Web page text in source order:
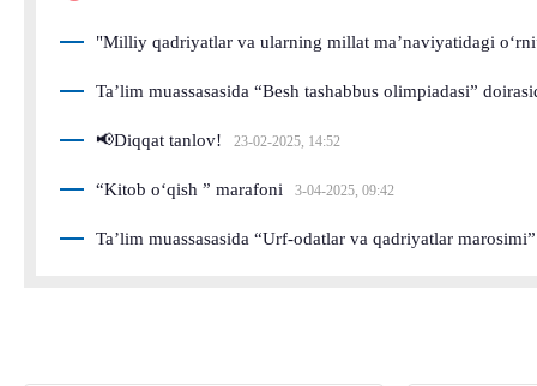
"Milliy qadriyatlar va ularning millat ma’naviyatidagi
Ta’lim muassasasida “Besh tashabbus olimpiadasi”
📢Diqqat tanlov! 23-02-2025, 14:52
“Kitob o‘qish ” marafoni 3-04-2025, 09:42
Ta’lim muassasasida “Urf-odatlar va qadriyatlar